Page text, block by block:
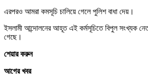
এরপরও আমরা কমসূচি চালিয়ে গেলে পুলিশ বাধা দেয়।
ইসলামী আন্দোলনের আহূত এই কর্মসূচিতে বিপুল সংখ্যক
গেছে।
শেয়ার করুন
আগের খবর